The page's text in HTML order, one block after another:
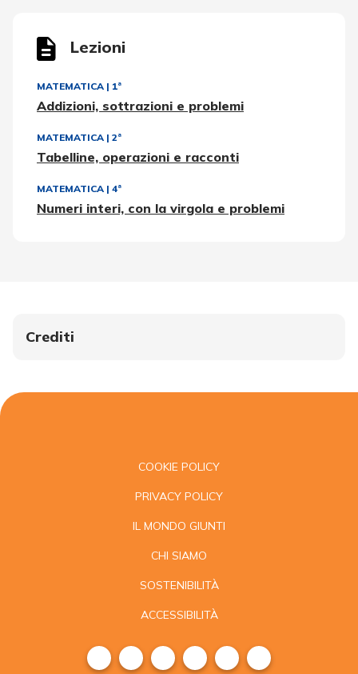
Lezioni
MATEMATICA | 1ª
Addizioni, sottrazioni e problemi
MATEMATICA | 2ª
Tabelline, operazioni e racconti
MATEMATICA | 4ª
Numeri interi, con la virgola e problemi
Crediti
COOKIE POLICY
PRIVACY POLICY
IL MONDO GIUNTI
CHI SIAMO
SOSTENIBILITÀ
ACCESSIBILITÀ